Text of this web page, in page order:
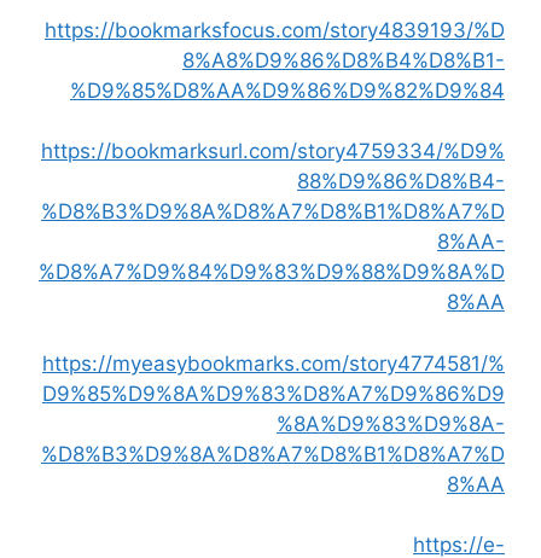
https://bookmarksfocus.com/story4839193/%D
8%A8%D9%86%D8%B4%D8%B1-
%D9%85%D8%AA%D9%86%D9%82%D9%84
https://bookmarksurl.com/story4759334/%D9%
88%D9%86%D8%B4-
%D8%B3%D9%8A%D8%A7%D8%B1%D8%A7%D
8%AA-
%D8%A7%D9%84%D9%83%D9%88%D9%8A%D
8%AA
https://myeasybookmarks.com/story4774581/%
D9%85%D9%8A%D9%83%D8%A7%D9%86%D9
%8A%D9%83%D9%8A-
%D8%B3%D9%8A%D8%A7%D8%B1%D8%A7%D
8%AA
https://e-